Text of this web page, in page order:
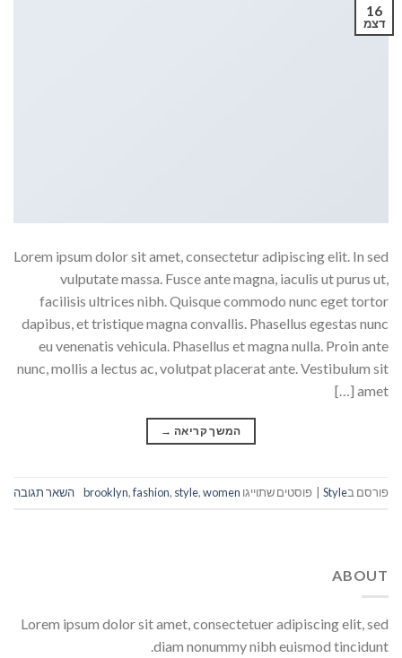
16
דצמ
Lorem ipsum dolor sit amet, consectetur adipiscing elit. In sed
vulputate massa. Fusce ante magna, iaculis ut purus ut,
facilisis ultrices nibh. Quisque commodo nunc eget tortor
dapibus, et tristique magna convallis. Phasellus egestas nunc
eu venenatis vehicula. Phasellus et magna nulla. Proin ante
nunc, mollis a lectus ac, volutpat placerat ante. Vestibulum sit
amet […]
המשך קריאה→
פורסם בStyle
| פוסטים שתוייגו brooklyn,fashion ,style,women השאר תגובה
ABOUT
Lorem ipsum dolor sit amet, consectetuer adipiscing elit, sed
diam nonummy nibh euismod tincidunt.